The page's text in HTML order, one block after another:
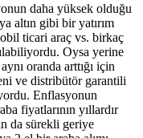
daha yüksek olduğu
altın gibi bir yatırım
ticari araç vs. birkaç
Oysa yerine
oranda arttığı için
ve distribütör garantili
Enflasyonun
fiyatlarının yıllardır
da sürekli geriye